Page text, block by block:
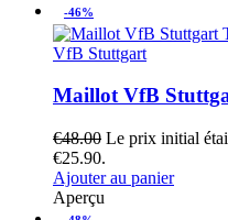
-46%
VfB Stuttgart
Maillot VfB
€48.00 Le prix initial
€25.90.
Ajouter au panier
Aperçu